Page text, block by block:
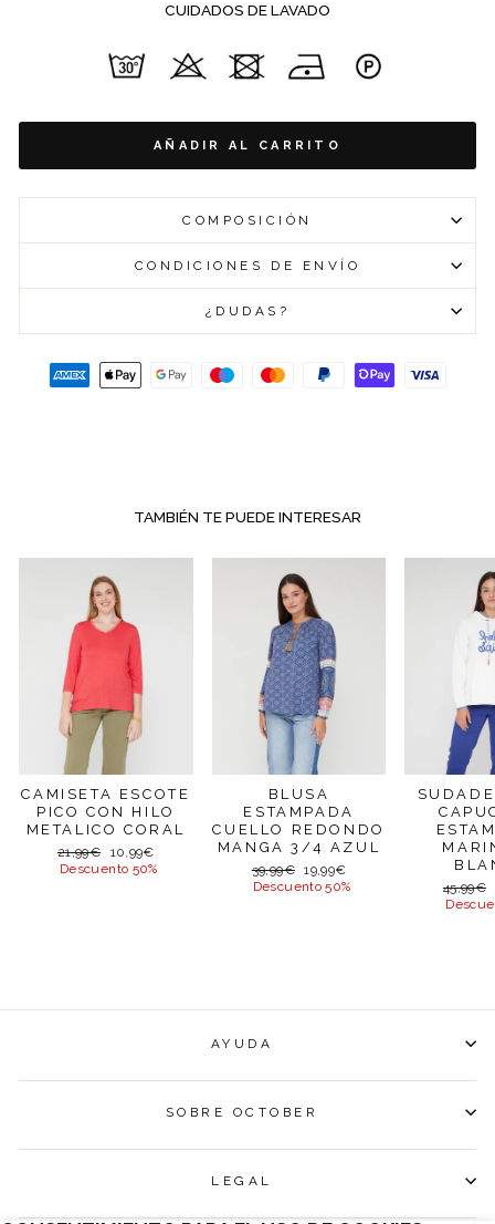
CUIDADOS DE LAVADO
AÑADIR AL CARRITO
COMPOSICIÓN
CONDICIONES DE ENVÍO
¿DUDAS?
TAMBIÉN TE PUEDE INTERESAR
CAMISETA ESCOTE
PICO CON HILO
METALICO CORAL
Precio
habitual
21,99€
Precio
de
10,99€
Descuento 50%
BLUSA
ESTAMPADA
CUELLO REDONDO
MANGA 3/4 AZUL
Precio
habitual
39,99€ Precio
de
19,99€
Descuento 50%
Precio
habitual
45,99€
AYUDA
SOBRE OCTOBER
LEGAL